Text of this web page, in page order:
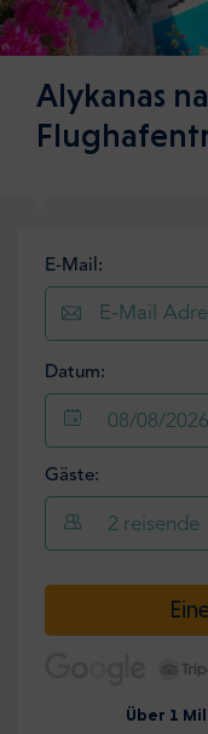
Alykanas
E-Mail:
Datum:
08/08/2026
Gäste:
2 reisende
Über 1